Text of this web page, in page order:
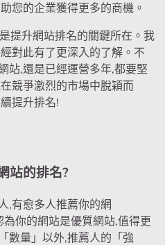
您的企業獲得更多的商機。
提升網站排名的關鍵所在。我
對此有了更深入的了解。不
站,還是已經運營多年,都要堅
競爭激烈的市場中脫穎而
提升排名!
站的排名?
,有愈多人推薦你的網
你的網站是優質網站,值得更
數量」以外,推薦人的「強